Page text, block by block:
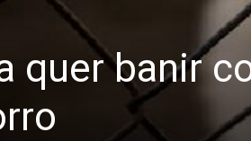
quer banir